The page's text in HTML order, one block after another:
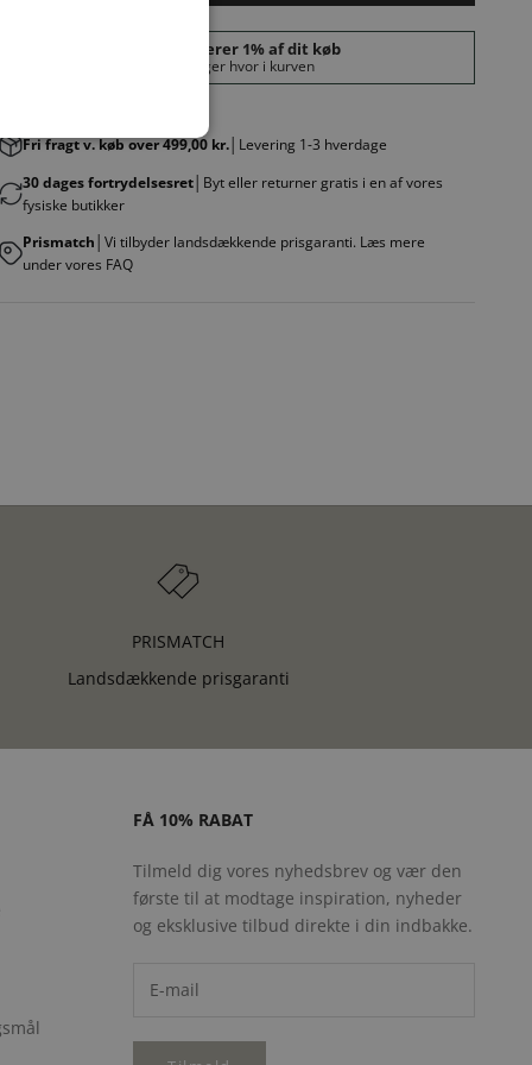
Fri fragt v. køb over 499,00 kr. │Levering 1-3 hverdage
30 dages fortrydelsesret │Byt eller returner gratis i en af vores
fysiske butikker
Prismatch │Vi tilbyder landsdækkende prisgaranti. Læs mere
under vores FAQ
PRISMATCH
Landsdækkende prisgaranti
FÅ 10% RABAT
Tilmeld dig vores nyhedsbrev og vær den
første til at modtage inspiration, nyheder
og eksklusive tilbud direkte i din indbakke.